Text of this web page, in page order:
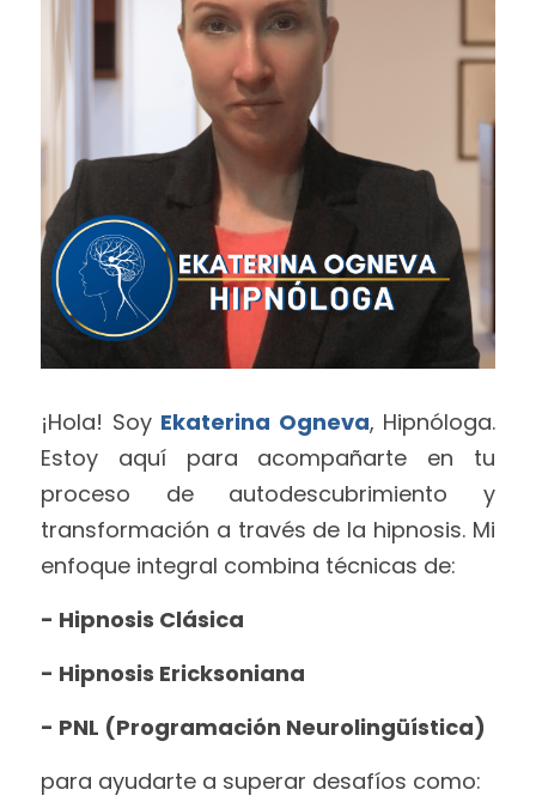
¡Hola! Soy Ekaterina Ogneva, Hipnóloga.
Estoy aquí para acompañarte en tu
proceso de autodescubrimiento y
transformación a través de la hipnosis. Mi
enfoque integral combina técnicas de:
- Hipnosis Clásica
- Hipnosis Ericksoniana
- PNL (Programación Neurolingüística)
para ayudarte a superar desafíos como: